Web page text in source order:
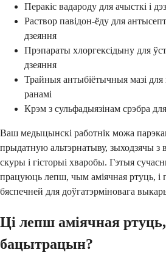
Перакіс вадароду для ачысткі і
Раствор павідон-ёду для
дзеяння
Прэпараты хлоргексідыну для
дзеяння
Трайныя антыбіётычныя мазі для
ранамі
Крэм з сульфадыязінам срэбра для
Ваш медыцынскі работнік можа
прыдатную альтэрнатыву, зыходзячы з
скуры і гісторыі хваробы. Гэтыя
працуюць лепш, чым аміячная ртуць, і
бяспечней для доўгатэрміновага
Ці лепш аміячная
бацытрацын?